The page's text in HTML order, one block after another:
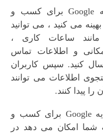
وقتی نمایه Google برای کسب و
می کنید ، می توانید
مانند ساعات کاری ،
و اطلاعات تماس
کنید. سپس کاربران
اطلاعات می توانند
را پیدا کنند.
داشتن نمایه Google برای کسب و
شما امکان می دهد در